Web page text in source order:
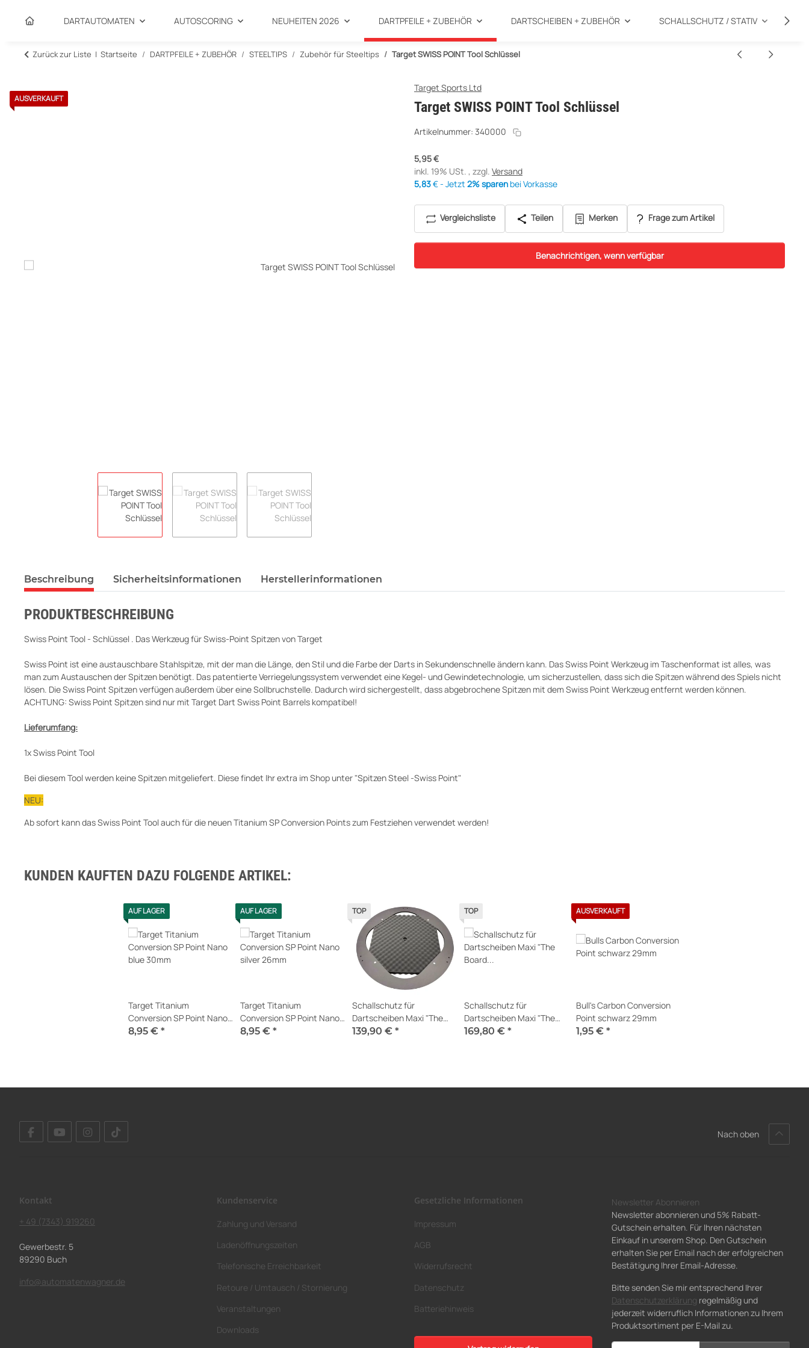
DARTAUTOMATEN AUTOSCORING NEUHEITEN 2026 DARTPFEILE + ZUBEHÖR DARTSCHEIBEN + ZUBEHÖR SCHALLSCHUTZ / STATIV
Zurück zur Liste Startseite DARTPFEILE + ZUBEHÖR STEELTIPS Zubehör für Steeltips Target SWISS POINT Tool Schlüssel
AUSVERKAUFT
Target Sports Ltd
Target SWISS POINT Tool Schlüssel
Artikelnummer: 340000
5,95 €
inkl. 19% USt. , zzgl. Versand
5,83€ - Jetzt 2% sparen bei Vorkasse
Vergleichsliste Teilen Merken Frage zum Artikel
Benachrichtigen, wenn verfügbar
Beschreibung Sicherheitsinformationen Herstellerinformationen
PRODUKTBESCHREIBUNG
Swiss Point Tool - Schlüssel . Das Werkzeug für Swiss-Point Spitzen von Target
Swiss Point ist eine austauschbare Stahlspitze, mit der man die Länge, den Stil und die Farbe der Darts in Sekundenschnelle ändern kann. Das Swiss Point Werkzeug im Taschenformat ist alles, was
man zum Austauschen der Spitzen benötigt. Das patentierte Verriegelungssystem verwendet eine Kegel- und Gewindetechnologie, um sicherzustellen, dass sich die Spitzen während des Spiels nicht
lösen. Die Swiss Point Spitzen verfügen außerdem über eine Sollbruchstelle. Dadurch wird sichergestellt, dass abgebrochene Spitzen mit dem Swiss Point Werkzeug entfernt werden können.
ACHTUNG: Swiss Point Spitzen sind nur mit Target Dart Swiss Point Barrels kompatibel!
Lieferumfang:
1x Swiss Point Tool
Bei diesem Tool werden keine Spitzen mitgeliefert. Diese findet Ihr extra im Shop unter "Spitzen Steel -Swiss Point"
NEU:
Ab sofort kann das Swiss Point Tool auch für die neuen Titanium SP Conversion Points zum Festziehen verwendet werden!
KUNDEN KAUFTEN DAZU FOLGENDE ARTIKEL:
AUF LAGER
Target Titanium
Conversion SP Point Nano
blue 30mm
8,95 € *
AUF LAGER
Target Titanium
Conversion SP Point Nano
silver 26mm
8,95 € *
TOP
Schallschutz für
Dartscheiben Maxi "The
Board of Silence®" V4
139,90 € *
TOP
Schallschutz für
Dartscheiben Maxi "The
Board of Silence®" V4 +
169,80 € *
AUSVERKAUFT
Bull's Carbon Conversion
Point schwarz 29mm
1,95 € *
Nach oben
Kontakt
+ 49 (7343) 919260
Gewerbestr. 5
89290 Buch
info@automatenwagner.de
Kundenservice
Zahlung und Versand
Ladenöffnungszeiten
Telefonische Erreichbarkeit
Retoure / Umtausch / Stornierung
Veranstaltungen
Downloads
Gesetzliche Informationen
Impressum
AGB
Widerrufsrecht
Datenschutz
Batteriehinweis
Newsletter Abonnieren
Newsletter abonnieren und 5% Rabatt-
Gutschein erhalten. Für Ihren nächsten
Einkauf in unserem Shop. Den Gutschein
erhalten Sie per Email nach der erfolgreichen
Bestätigung Ihrer Email-Adresse.
Bitte senden Sie mir entsprechend Ihrer
Datenschutzerklärung regelmäßig und
jederzeit widerruflich Informationen zu Ihrem
Produktsortiment per E-Mail zu.